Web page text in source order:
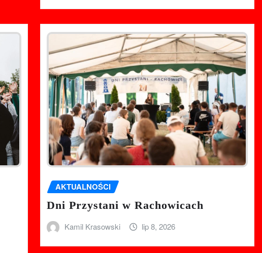
AKTUALNOŚCI
Dni Przystani w Rachowicach
Kamil Krasowski lip 8, 2026